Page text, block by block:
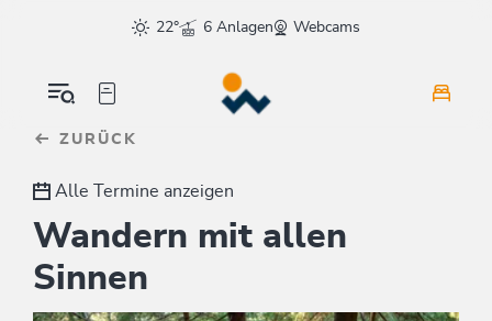
sr.skip-to.main-content
sr.skip-to.table-of-contents
sr.skip-to.main-navigation
22°
6 Anlagen Webcams
ZURÜCK
Alle Termine anzeigen
Wandern mit allen
Sinnen